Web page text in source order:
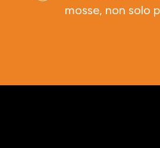
mosse, non solo